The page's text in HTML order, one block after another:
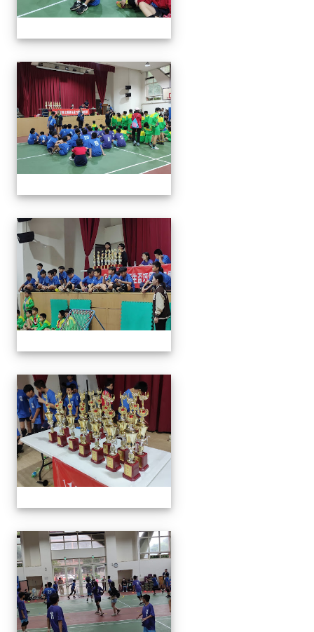
113年全國北區師生盃巧固
113年全國北區師生盃巧固
113年全國北區師生盃巧固
113年全國北區師生盃巧固